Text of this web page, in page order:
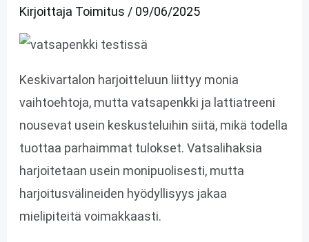
Kirjoittaja Toimitus / 09/06/2025
Keskivartalon harjoitteluun liittyy monia
vaihtoehtoja, mutta vatsapenkki ja lattiatreeni
nousevat usein keskusteluihin siitä, mikä todella
tuottaa parhaimmat tulokset. Vatsalihaksia
harjoitetaan usein monipuolisesti, mutta
harjoitusvälineiden hyödyllisyys jakaa
mielipiteitä voimakkaasti.